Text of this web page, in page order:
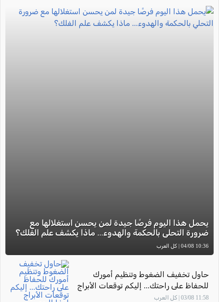
يحمل هذا اليوم فرصًا جيدة لمن يحسن استغلالها مع
ضرورة التحلي بالحكمة والهدوء... ماذا يكشف علم الفلك؟
10:36 04/08 | كل العرب
حاول تخفيف الضغوط وتنظيم أمورك
للحفاظ على راحتك... إليكم توقعات الأبراج
لهذا اليوم
11:58 03/08 | كل العرب